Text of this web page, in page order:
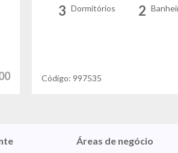
3 Dormitórios 2
Código:997535
Áreas de negócio